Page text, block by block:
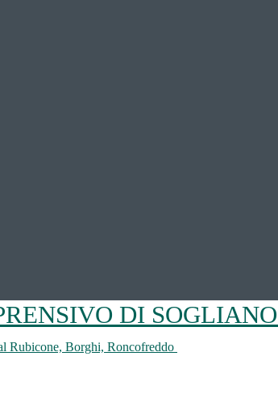
DI
Rubicone, Borghi, Roncofreddo